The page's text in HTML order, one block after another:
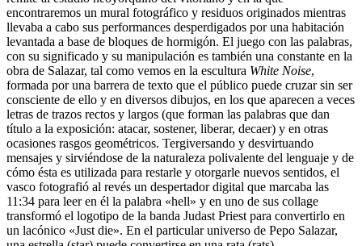
encontraremos un mural fotográfico y residuos originados mientras
llevaba a cabo sus performances desperdigados por una habitación
levantada a base de bloques de hormigón. El juego con las palabras,
con su significado y su manipulación es también una constante en la
obra de Salazar, tal como vemos en la escultura White Noise,
formada por una barrera de texto que el público puede cruzar sin ser
consciente de ello y en diversos dibujos, en los que aparecen a veces
letras de trazos rectos y largos (que forman las palabras que dan
título a la exposición: atacar, sostener, liberar, decaer) y en otras
ocasiones rasgos geométricos. Tergiversando y desvirtuando
mensajes y sirviéndose de la naturaleza polivalente del lenguaje y de
cómo ésta es utilizada para restarle y otorgarle nuevos sentidos, el
vasco fotografió al revés un despertador digital que marcaba las
11:34 para leer en él la palabra «hell» y en uno de sus collage
transformó el logotipo de la banda Judast Priest para convertirlo en
un lacónico «Just die». En el particular universo de Pepo Salazar,